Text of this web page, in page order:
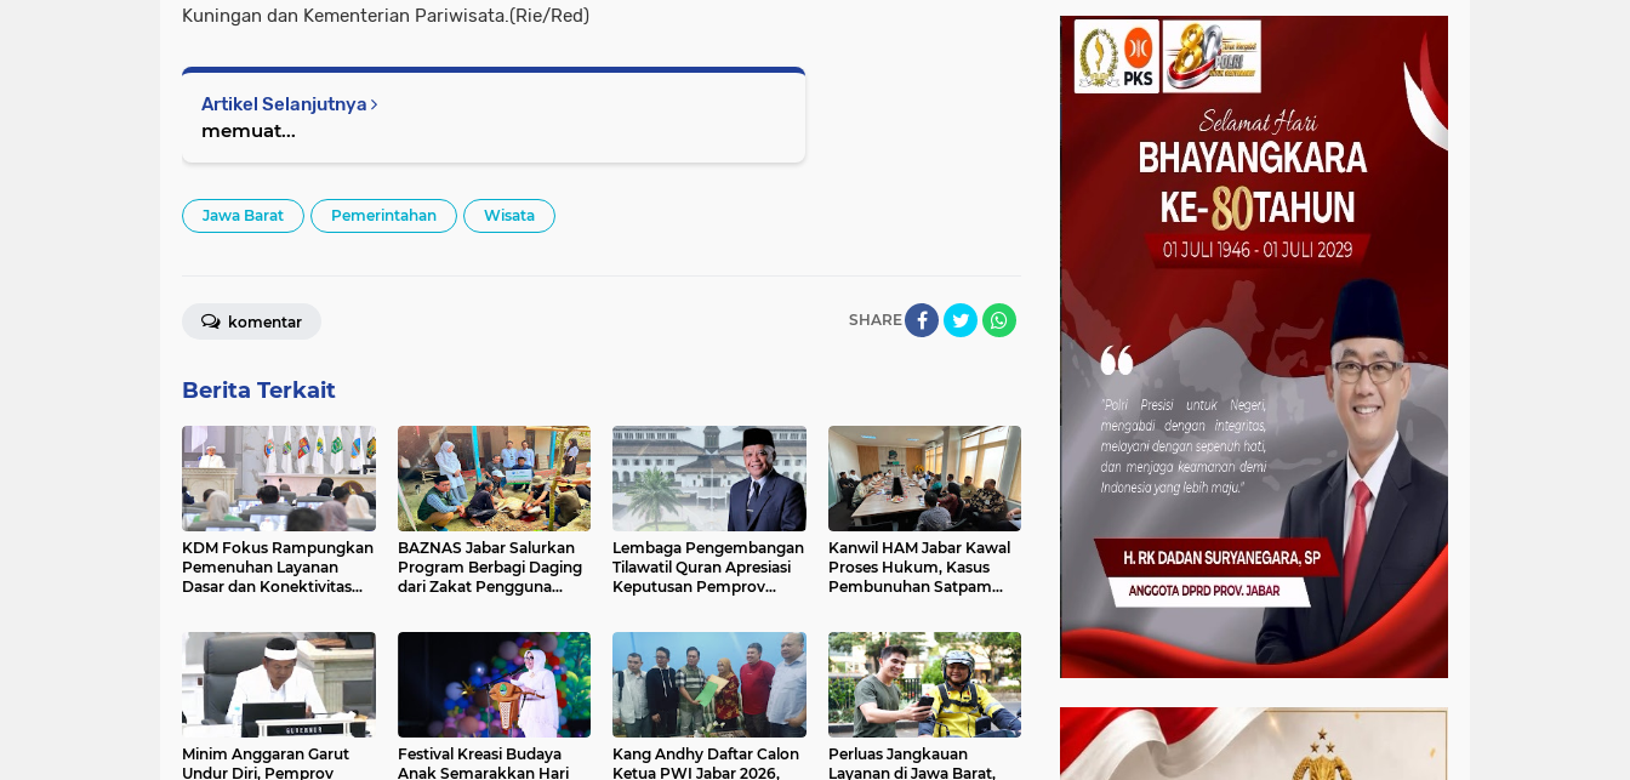
Kuningan dan Kementerian Pariwisata.(Rie/Red)
Artikel Selanjutnya
memuat...
Jawa Barat Pemerintahan Wisata
SHARE
komentar
Berita Terkait
KDM Fokus Rampungkan
Pemenuhan Layanan
Dasar dan Konektivitas
BAZNAS Jabar Salurkan
Program Berbagi Daging
dari Zakat Pengguna
Lembaga Pengembangan
Tilawatil Quran Apresiasi
Keputusan Pemprov
Kanwil HAM Jabar Kawal
Proses Hukum, Kasus
Pembunuhan Satpam
Minim Anggaran Garut
Undur Diri, Pemprov
Festival Kreasi Budaya
Anak Semarakkan Hari
Kang Andhy Daftar Calon
Ketua PWI Jabar 2026,
Perluas Jangkauan
Layanan di Jawa Barat,